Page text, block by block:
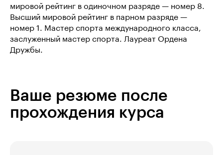
мировой рейтинг в одиночном разряде — номер 8.
Высший мировой рейтинг в парном разряде —
номер 1. Мастер спорта международного класса,
заслуженный мастер спорта. Лауреат Ордена
Дружбы.
Ваше резюме после
прохождения курса